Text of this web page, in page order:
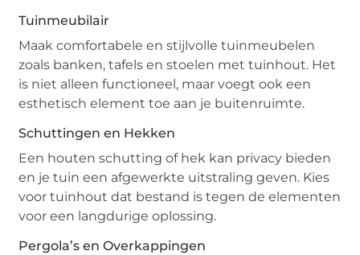
Tuinmeubilair
Maak comfortabele en stijlvolle tuinmeubelen
zoals banken, tafels en stoelen met tuinhout. Het
is niet alleen functioneel, maar voegt ook een
esthetisch element toe aan je buitenruimte.
Schuttingen en Hekken
Een houten schutting of hek kan privacy bieden
en je tuin een afgewerkte uitstraling geven. Kies
voor tuinhout dat bestand is tegen de elementen
voor een langdurige oplossing.
Pergola’s en Overkappingen